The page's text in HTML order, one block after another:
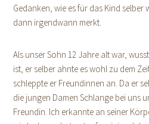
Gedanken, wie es für das Kind
dann irgendwann merkt.
Als unser Sohn 12 Jahre alt war,
ist, er selber ahnte es wohl zu dem
schleppte er Freundinnen an. Da er
die jungen Damen Schlange bei uns
Freundin. Ich erkannte an seiner